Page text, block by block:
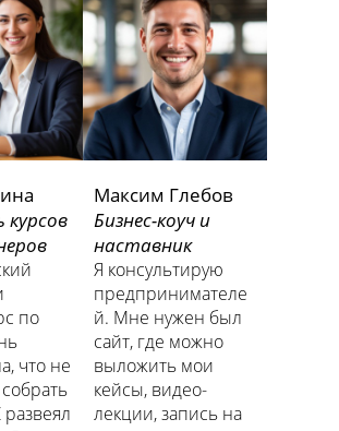
курсов
по
что не
развеял
Максим Глебов
Бизнес-коуч и
наставник
Я консультирую
предпринимателе
й. Мне нужен был
сайт, где можно
выложить мои
кейсы, видео-
лекции, запись на